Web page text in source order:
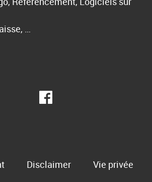
…
Disclaimer Vie privée